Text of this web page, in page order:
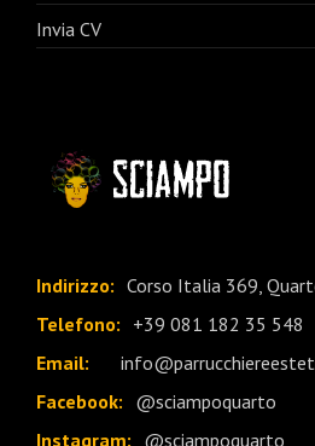
Invia CV
Indirizzo: Corso Italia 369,
Telefono: +39 081 182 35 548
Email:
Facebook: @sciampoquarto
Instagram: @sciampoquarto